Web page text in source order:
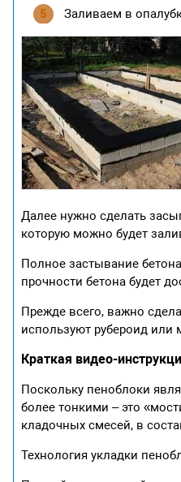
Заливаем в
Далее нужно сделать
которую можно будет
Полное застывание
прочности бетона будет
Прежде всего, важно
используют рубероид или
Краткая видео-
Поскольку пеноблоки
более тонкими – это
кладочных смесей, в
Технология укладки